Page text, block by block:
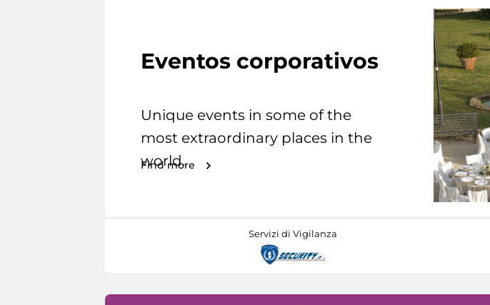
Eventos corporativos
Unique events in some of the
most extraordinary places in the
world.
Find more
Servizi di Vigilanza